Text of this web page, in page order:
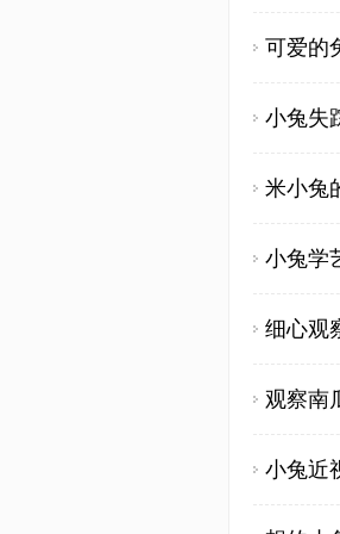
可爱的
小兔失
米小兔
小兔学
细心观
观察南
小兔近